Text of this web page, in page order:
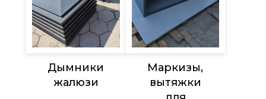
Дымники
жалюзи
Маркизы,
вытяжки